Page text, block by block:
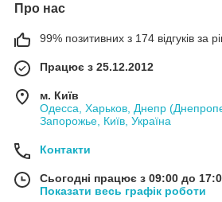
Про нас
99% позитивних з 174 відгуків за
Працює з 25.12.2012
м. Київ
Одесса, Харьков, Днепр
Запорожье, Київ, Україна
Контакти
Сьогодні працює з 09:00 до
Показати весь графік роботи